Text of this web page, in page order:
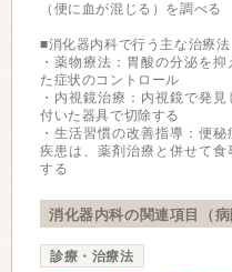
（便に血が混じる）を調べる
■消化器内科で行う主な治療法
・薬物療法：胃酸の分泌を
た症状のコントロール
・内視鏡治療：内視鏡で発
付いた器具で切除する
・生活習慣の改善指導：便
疾患は、薬剤治療と併せて
する
消化器内科の関連項目（病
診療・治療法